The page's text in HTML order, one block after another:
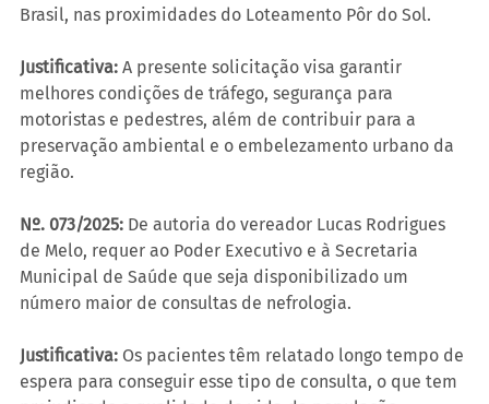
Brasil, nas proximidades do Loteamento Pôr do Sol.
Justificativa: A presente solicitação visa garantir
melhores condições de tráfego, segurança para
motoristas e pedestres, além de contribuir para a
preservação ambiental e o embelezamento urbano da
região.
Nº. 073/2025: De autoria do vereador Lucas Rodrigues
de Melo, requer ao Poder Executivo e à Secretaria
Municipal de Saúde que seja disponibilizado um
número maior de consultas de nefrologia.
Justificativa: Os pacientes têm relatado longo tempo de
espera para conseguir esse tipo de consulta, o que tem